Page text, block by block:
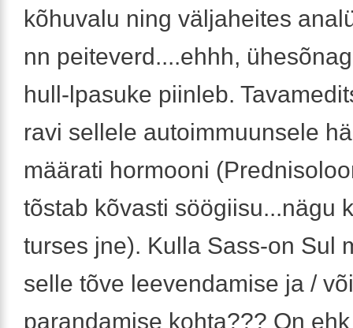
kõhuvalu ning väljaheites
nn peiteverd....ehhh,
hull-lpasuke piinleb.
ravi sellele autoimmuunsele
määrati hormooni
tõstab kõvasti söögiisu...nägu
turses jne). Kulla Sass-on Sul
selle tõve leevendamise ja / või
parandamise kohta??? On